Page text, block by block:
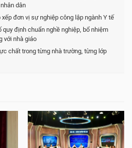
dân
đơn vị sự nghiệp công lập ngành Y tế
định chuẩn nghề nghiệp, bổ nhiệm
với nhà giáo
chất trong từng nhà trường, từng lớp